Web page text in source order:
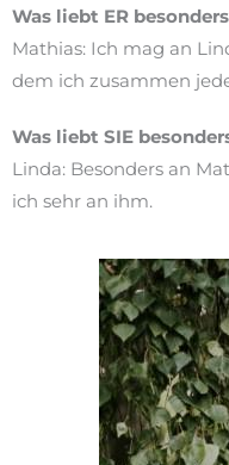
Was liebt ER
Mathias: Ich mag an
dem ich zusammen
Was liebt SIE
Linda: Besonders an
ich sehr an ihm.